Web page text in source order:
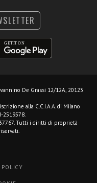
De Grassi 12/12A, 20123
alla C.C.I.A.A. di Milano
2519578.
Tutti i diritti di proprietà
POLICY